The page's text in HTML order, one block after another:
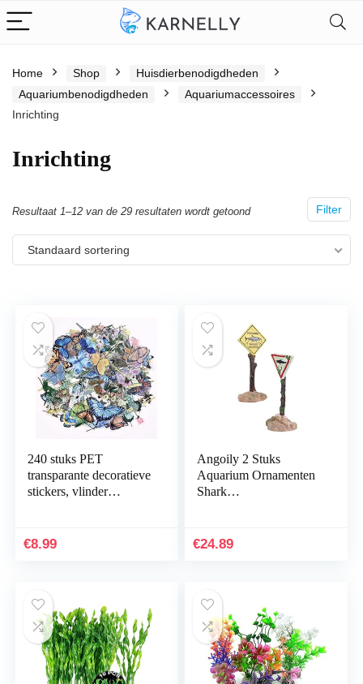
Home Shop
Huisdierbenodigdheden
Aquariumbenodigdheden
Aquariumaccessoires
Inrichting
Inrichting
Filter
Resultaat 1–12 van de 29 resultaten wordt getoond
Standaard sortering
240 stuks PET
transparante decoratieve
stickers, vlinder
journaling
€8.99
Angoily 2 Stuks
Aquarium Ornamenten
Shark
Hars Decoratie Craft
€24.89